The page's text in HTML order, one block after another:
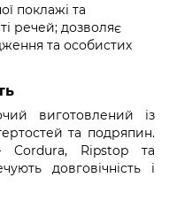
поклажі та
речей; дозволяє
та особистих
виготовлений із
та подряпин.
Cordura, Ripstop та
довговічність і